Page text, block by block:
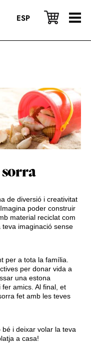
ESP
sorra
de diversió i creativitat
poder construir
material reciclat com
imaginació sense
per a tota la família.
per donar vida a
una estona
amics. Al final, et
fet amb les teves
i deixar volar la teva
a casa!